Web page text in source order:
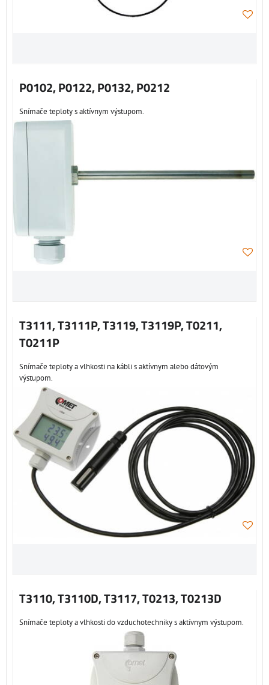
P0102, P0122, P0132, P0212
Snímače teploty s aktívnym výstupom.
T3111, T3111P, T3119, T3119P, T0211,
T0211P
Snímače teploty a vlhkosti na kábli s aktívnym alebo dátovým
výstupom.
T3110, T3110D, T3117, T0213, T0213D
Snímače teploty a vlhkosti do vzduchotechniky s aktívnym výstupom.